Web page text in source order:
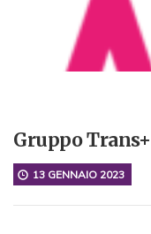
Gruppo
13 GENNAIO 2023